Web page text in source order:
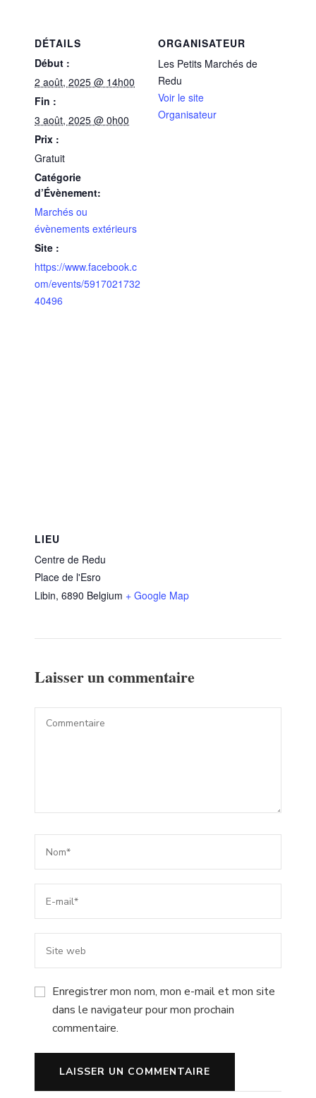
DÉTAILS
Début :
2 août, 2025 @ 14h00
Fin :
3 août, 2025 @ 0h00
Prix :
Gratuit
Catégorie
d’Évènement:
Marchés ou
évènements extérieurs
Site :
https://www.facebook.c
om/events/5917021732
40496
ORGANISATEUR
Les Petits Marchés de
Redu
Voir le site
Organisateur
LIEU
Centre de Redu
Place de l'Esro
Libin, 6890 Belgium + Google Map
Laisser un commentaire
Enregistrer mon nom, mon e-mail et mon site
dans le navigateur pour mon prochain
commentaire.